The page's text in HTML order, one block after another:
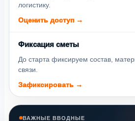
логистику.
Оценить доступ →
Фиксация сметы
До старта фиксируем состав,
связи.
Зафиксировать →
ВАЖНЫЕ ВВОДНЫЕ